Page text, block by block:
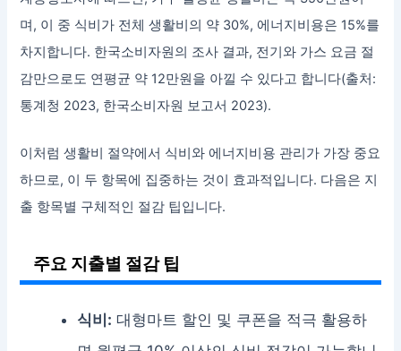
며, 이 중 식비가 전체 생활비의 약 30%, 에너지비용은 15%를
차지합니다. 한국소비자원의 조사 결과, 전기와 가스 요금 절
감만으로도 연평균 약 12만원을 아낄 수 있다고 합니다(출처:
통계청 2023, 한국소비자원 보고서 2023).
이처럼 생활비 절약에서 식비와 에너지비용 관리가 가장 중요
하므로, 이 두 항목에 집중하는 것이 효과적입니다. 다음은 지
출 항목별 구체적인 절감 팁입니다.
주요 지출별 절감 팁
식비: 대형마트 할인 및 쿠폰을 적극 활용하